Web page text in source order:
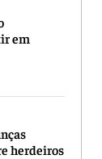
em
herdeiros